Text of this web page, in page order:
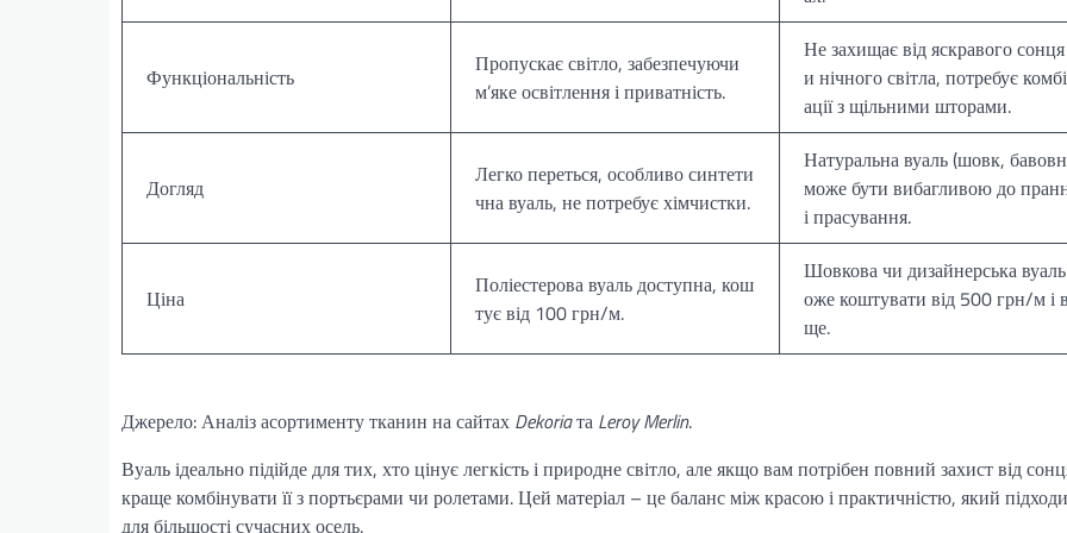
Функціональність
Пропускає світло, забезпечуючи
м’яке освітлення і приватність.
Не захищає від яскравого
и нічного світла, потребує
ації з щільними шторами.
Догляд
Легко переться, особливо синтети
чна вуаль, не потребує хімчистки.
Натуральна вуаль (шовк,
може бути вибагливою до
і прасування.
Ціна
Поліестерова вуаль доступна, кош
тує від 100 грн/м.
Шовкова чи дизайнерська
оже коштувати від 500 грн/м і
ще.
Джерело: Аналіз асортименту тканин на сайтах Dekoriaта Leroy Merlin.
Вуаль ідеально підійде для тих, хто цінує легкість і природне світло, але якщо вам потрібен повний захист від
краще комбінувати її з портьєрами чи ролетами. Цей матеріал – це баланс між красою і практичністю, який
для більшості сучасних осель.